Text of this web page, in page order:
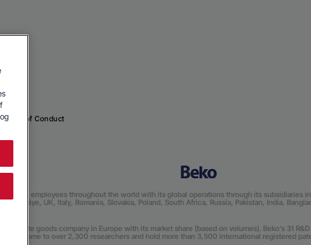
Code of Conduct
55,000 employees throughout the world with its global operations through its subsidiaries
(i.e. Türkiye, UK, Italy, Romania, Slovakia, Poland, South Africa, Russia, Pakistan, India,
white goods company in Europe with its market share (based on volumes). Beko’s 31
are home to over 2,300 researchers and hold more than 3,500 international registered